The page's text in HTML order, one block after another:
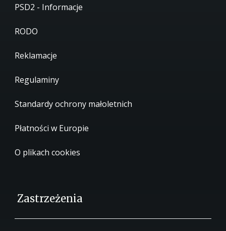
PSD2 - Informacje
RODO
Reklamacje
Regulaminy
Standardy ochrony małoletnich
Płatności w Europie
O plikach cookies
Zastrzeżenia